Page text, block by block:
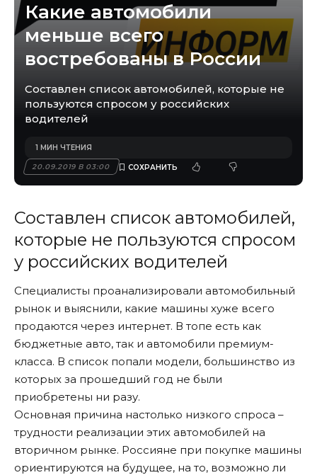
Какие автомобили
меньше всего
востребованы в России
Составлен список автомобилей, которые не
пользуются спросом у российских
водителей
20.09.2019 В 03:00
1 МИН ЧТЕНИЯ
Составлен список автомобилей,
которые не пользуются спросом
у российских водителей
Специалисты проанализировали автомобильный
рынок и выяснили, какие машины хуже всего
продаются через интернет. В топе есть как
бюджетные авто, так и автомобили премиум-
класса. В список попали модели, большинство из
которых за прошедший год не были
приобретены ни разу.
Основная причина настолько низкого спроса –
трудности реализации этих автомобилей на
вторичном рынке. Россияне при покупке машины
ориентируются на будущее, на то, возможно ли